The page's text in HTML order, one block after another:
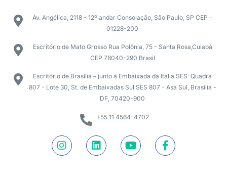
Av. Angélica, 2118 - 12º andar Consolação, São Paulo, SP CEP -
01228-200
Escritório de Mato Grosso Rua Polônia, 75 - Santa Rosa,Cuiabá
CEP 78040-290 Brasil
Escritório de Brasília – junto à Embaixada da Itália SES-Quadra
807 - Lote 30, St. de Embaixadas Sul SES 807 - Asa Sul, Brasília -
DF, 70420-900
+55 11 4564-4702